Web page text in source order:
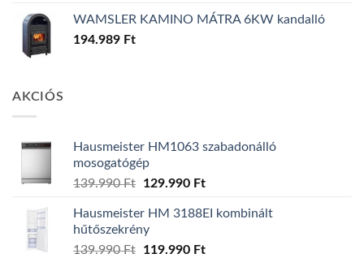
WAMSLER KAMINO MÁTRA 6KW kandalló
194.989 Ft
AKCIÓS
Hausmeister HM1063 szabadonálló
mosogatógép
139.990Ft
Original
was:
139.990 Ft.
129.990 FtCurrent
is:
Hausmeister HM 3188EI kombinált
hűtőszekrény
139.990Ft
Original
119.990 FtCurrent